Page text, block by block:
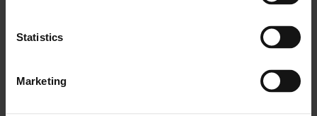
Statistics
Marketing
Organizácie, ktoré považujú inšpekcie za strategickú
funkciu, dosahujú lepšiu kontrolu nad svojím majetkom.
Znižujú neplánované prestoje, udržiavajú vyššie
rozhodnutia o údržbe a obstarávaní.